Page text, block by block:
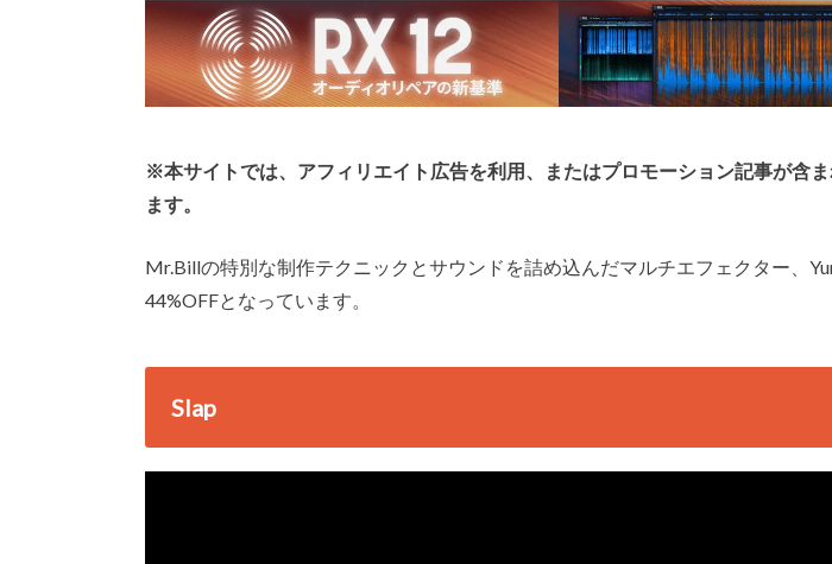
※本サイトでは、アフィリエイト広告を利用、またはプロモーション記事が含
ます。
Mr.Billの特別な制作テクニックとサウンドを詰め込んだマルチエフェクター、
44%OFFとなっています。
Slap